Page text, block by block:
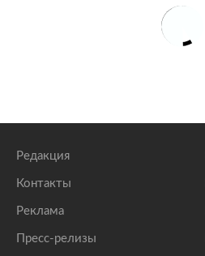
Редакция
Контакты
Реклама
Пресс-релизы